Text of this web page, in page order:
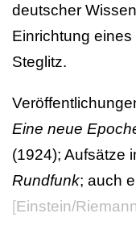
deutscher
Einrichtung
Steglitz.
Eine neue
(1924); Aufsätze
Rundfunk; auch
[Einstein/